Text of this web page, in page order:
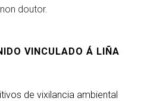
doutor.
VINCULADO Á LIÑA
de vixilancia ambiental